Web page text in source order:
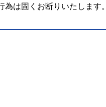
は固くお断りいたします。